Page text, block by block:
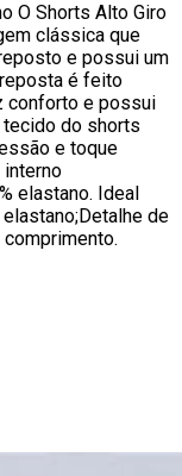
O Shorts Alto Giro
clássica que
e possui um
é feito
conforto e possui
tecido do shorts
e toque
interno
elastano. Ideal
de